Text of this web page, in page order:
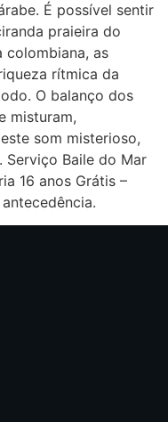
É possível sentir
praieira do
colombiana, as
rítmica da
O balanço dos
misturam,
som misterioso,
Baile do Mar
16 anos Grátis –